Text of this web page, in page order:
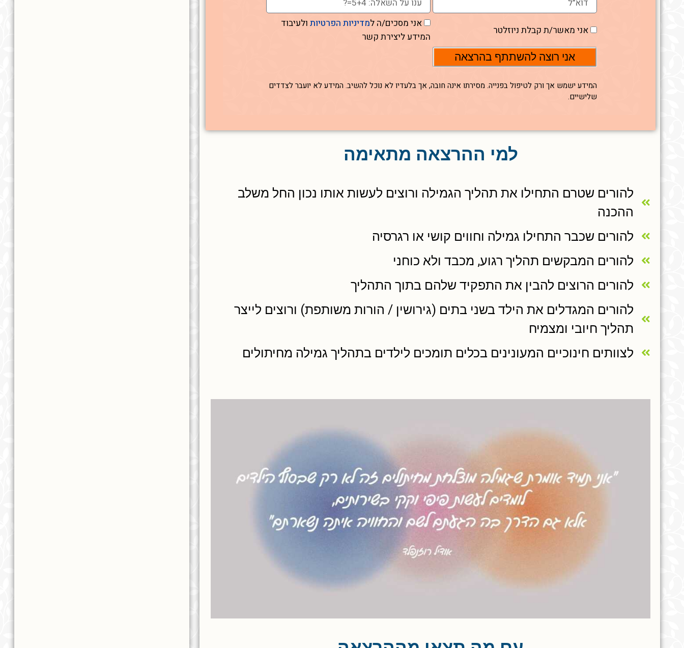
אני מאשר/ת קבלת ניוזלטר
אני מסכים/ה למדיניות הפרטיותולעיבוד
המידע ליצירת קשר
אני רוצה להשתתף בהרצאה
המידע ישמש אך ורק לטיפול בפנייה. מסירתו אינה חובה, אך בלעדיו לא נוכל להשיב. המידע לא יועבר לצדדים
שלישיים.
למי ההרצאה מתאימה
להורים שטרם התחילו את תהליך הגמילה ורוצים לעשות אותו נכון החל משלב
ההכנה
להורים שכבר התחילו גמילה וחווים קושי או רגרסיה
להורים המבקשים תהליך רגוע, מכבד ולא כוחני
להורים הרוצים להבין את התפקיד שלהם בתוך התהליך
להורים המגדלים את הילד בשני בתים (גירושין / הורות משותפת) ורוצים לייצר
תהליך חיובי ומצמיח
לצוותים חינוכיים המעונינים בכלים תומכים לילדים בתהליך גמילה מחיתולים